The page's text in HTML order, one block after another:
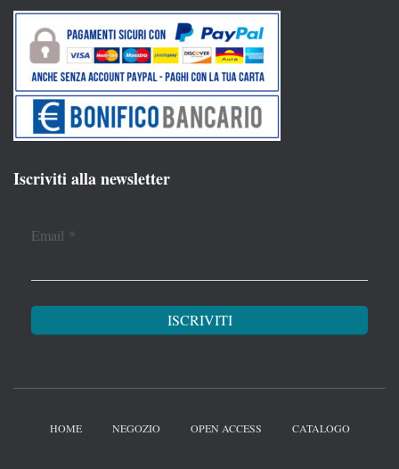
Iscriviti alla newsletter
Email *
HOME NEGOZIO OPEN ACCESS CATALOGO